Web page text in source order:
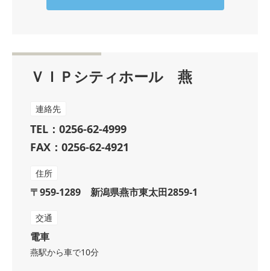
ＶＩＰシティホール 燕
連絡先
TEL：0256-62-4999
FAX：0256-62-4921
住所
〒959-1289 新潟県燕市東太田2859-1
交通
電車
燕駅から車で10分